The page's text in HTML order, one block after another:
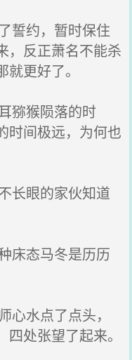
誓约，暂时保住
，反正萧名不能杀
更好了。
猕猴陨落的时
时间极远，为何也
长眼的家伙知道
床态马冬是历历
水点了点头，
处张望了起来。